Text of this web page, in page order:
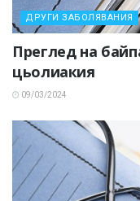
ДРУГИ ЗАБОЛЯВАНИЯ
Преглед на
цьолиакия
09/03/2024